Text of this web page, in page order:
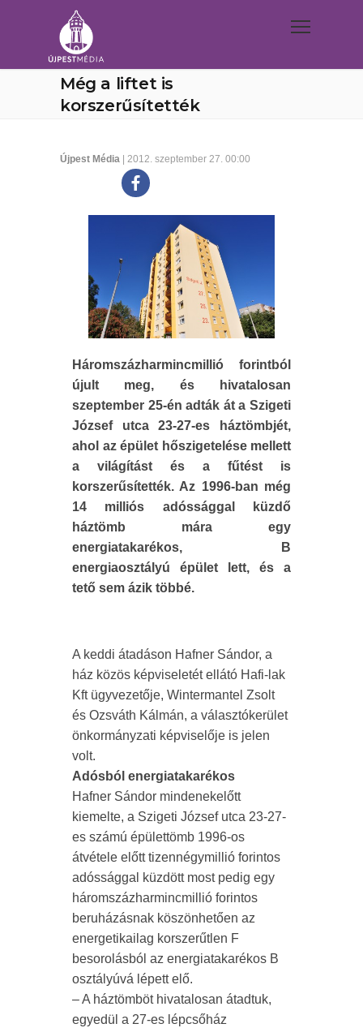
Még a liftet is
korszerűsítették
Újpest Média | 2012. szeptember 27. 00:00
Háromszázharmincmillió forintból
újult meg, és hivatalosan
szeptember 25-én adták át a Szigeti
József utca 23-27-es háztömbjét,
ahol az épület hőszigetelése mellett
a világítást és a fűtést is
korszerűsítették. Az 1996-ban még
14 milliós adóssággal küzdő
háztömb mára egy
energiatakarékos, B
energiaosztályú épület lett, és a
tető sem ázik többé.
A keddi átadáson Hafner Sándor, a
ház közös képviseletét ellátó Hafi-lak
Kft ügyvezetője, Wintermantel Zsolt
és Ozsváth Kálmán, a választókerület
önkormányzati képviselője is jelen
volt.
Adósból energiatakarékos
Hafner Sándor mindenekelőtt
kiemelte, a Szigeti József utca 23-27-
es számú épülettömb 1996-os
átvétele előtt tizennégymillió forintos
adóssággal küzdött most pedig egy
háromszázharmincmillió forintos
beruházásnak köszönhetően az
energetikailag korszerűtlen F
besorolásból az energiatakarékos B
osztályúvá lépett elő.
– A háztömböt hivatalosan átadtuk,
egyedül a 27-es lépcsőház